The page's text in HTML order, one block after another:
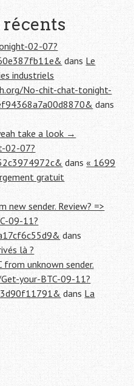
02-07?
dansLe
industriels
No-chit-chat-tonight-
dans
take a look →
02-07?
dans« 1699
gratuit
new sender. Review? =>
09-11?
dans
là ?
from unknown sender.
your-BTC-09-11?
dansLa